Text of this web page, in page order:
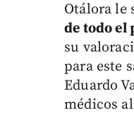
Otálora le
de todo el
su
para este
Eduardo
médicos